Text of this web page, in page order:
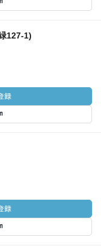
127-1)